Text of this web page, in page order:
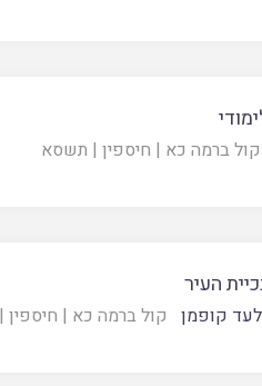
קול ברמה כא | חיספין | תשסא
העיר
קופמן קול ברמה כא | חיספין |